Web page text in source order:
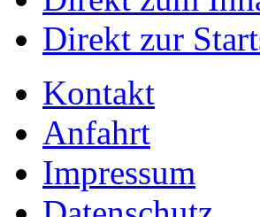
Direkt zur
Kontakt
Anfahrt
Impressum